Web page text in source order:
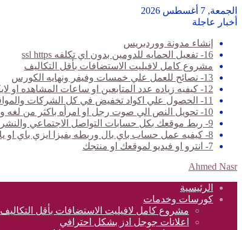
الجمعة, 7 أغسطس 2026
أخبار عاجلة
إنشاء مدونة ووردبريس
16- تفعيل الحمايه للدومين بدون اي تكلفه ssl https
مشروع كامل لافيليت الاستضافات بأقل التكاليف
13- نصائح للعمل علي خمسات وفيفر ونهايه الكورس
12- كيفيه زياده عدد المتابعين او ساعات المشاهده او لايكات للبيدجات وخدمات تانيه كتير
11- الحصول علي اكواد تخفيض في كل الشركات والمواقع
10- تحويل النص الي صوت رجل او امرأه باكثر من لغه والتحكم في الصوت والسرعه
9- ربط موقعك بكل حسابات التواصل الاجتماعي والنشر التلقائي عليها جميعا بدون حظر
8- كيفيه عمل حساب باي بال وربطه بفيزا ايزي باي او يلا من البريد المصري
7- انترو او فيديو لموقعك او منتجك
Ahmed Nasr
الرئيسية
كورسات وخدمات
مشروع كامل لافيليت الاستضافات بأقل التكاليف
اعلانات جوجل ادز بشكل احترافي